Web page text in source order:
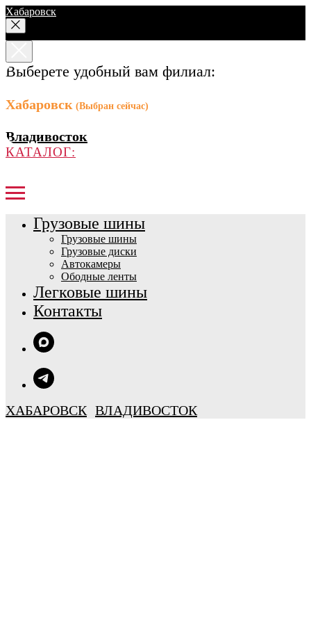
Хабаровск
Выберете удобный вам филиал:
Хабаровск (Выбран сейчас)
Владивосток
КАТАЛОГ:
Грузовые шины
Грузовые шины
Грузовые диски
Автокамеры
Ободные ленты
Легковые шины
Контакты
ХАБАРОВСК ВЛАДИВОСТОК